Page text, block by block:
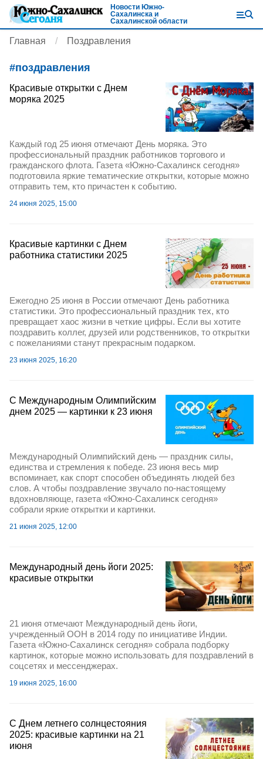
Новости Южно-
Сахалинска и
Сахалинской области
Главная Поздравления
#поздравления
Красивые открытки с Днем
моряка 2025
Каждый год 25 июня отмечают День моряка. Это
профессиональный праздник работников торгового и
гражданского флота. Газета «Южно-Сахалинск сегодня»
подготовила яркие тематические открытки, которые можно
отправить тем, кто причастен к событию.
24 июня 2025, 15:00
Красивые картинки с Днем
работника статистики 2025
Ежегодно 25 июня в России отмечают День работника
статистики. Это профессиональный праздник тех, кто
превращает хаос жизни в четкие цифры. Если вы хотите
поздравить коллег, друзей или родственников, то открытки
с пожеланиями станут прекрасным подарком.
23 июня 2025, 16:20
С Международным Олимпийским
днем 2025 — картинки к 23 июня
Международный Олимпийский день — праздник силы,
единства и стремления к победе. 23 июня весь мир
вспоминает, как спорт способен объединять людей без
слов. А чтобы поздравление звучало по-настоящему
вдохновляюще, газета «Южно-Сахалинск сегодня»
собрали яркие открытки и картинки.
21 июня 2025, 12:00
Международный день йоги 2025:
красивые открытки
21 июня отмечают Международный день йоги,
учрежденный ООН в 2014 году по инициативе Индии.
Газета «Южно-Сахалинск сегодня» собрала подборку
картинок, которые можно использовать для поздравлений в
соцсетях и мессенджерах.
19 июня 2025, 16:00
С Днем летнего солнцестояния
2025: красивые картинки на 21
июня